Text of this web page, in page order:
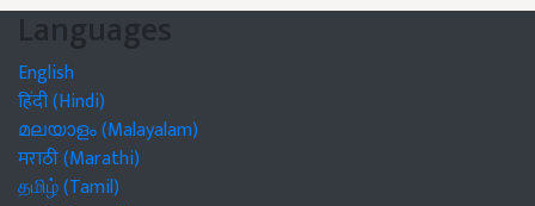
Languages
English
हिंदी (Hindi)
മലയാളം (Malayalam)
मराठी (Marathi)
தமிழ் (Tamil)